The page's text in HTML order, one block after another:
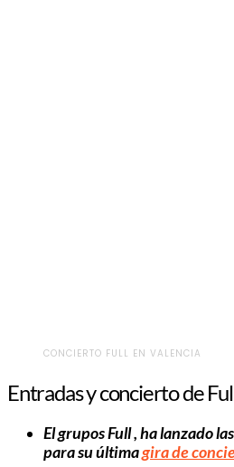
CONCIERTO FULL EN VALENCIA
Entradas y concierto de
El grupos Full , ha lanzado
para su últimagira de